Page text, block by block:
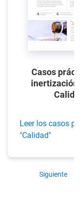
Casos
inertización
Leer los casos
"Calidad"
Siguiente